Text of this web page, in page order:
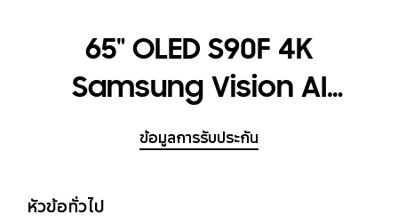
65" OLED S90F 4K
Samsung Vision AI
Smart TV (2025)
ข้อมูลการรับประกัน
หัวข้อทั่วไป